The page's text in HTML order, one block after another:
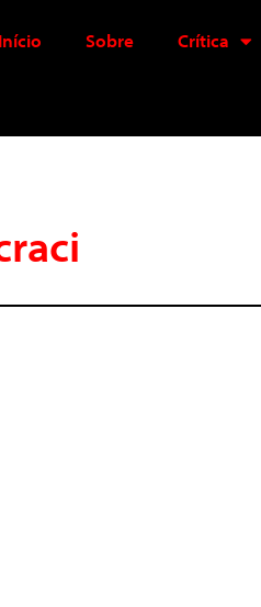
Início Sobre Crítica